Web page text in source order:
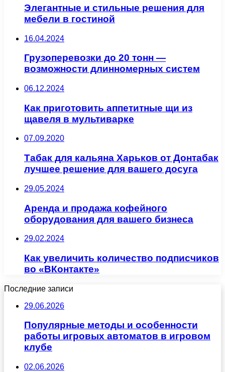
Элегантные и стильные решения для
мебели в гостиной
16.04.2024
Грузоперевозки до 20 тонн —
возможности длинномерных систем
06.12.2024
Как приготовить аппетитные щи из
щавеля в мультиварке
07.09.2020
Табак для кальяна Харьков от Донтабак
лучшее решение для вашего досуга
29.05.2024
Аренда и продажа кофейного
оборудования для вашего бизнеса
29.02.2024
Как увеличить количество подписчиков
во «ВКонтакте»
Последние записи
29.06.2026
Популярные методы и особенности
работы игровых автоматов в игровом
клубе
02.06.2026